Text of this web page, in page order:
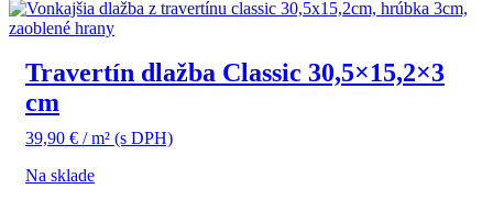
Travertín dlažba Classic 30,5×15,2×3
cm
39,90 € / m² (s DPH)
Na sklade